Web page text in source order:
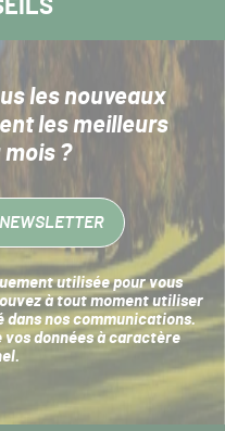
les nouveaux
les meilleurs
?
utilisée pour vous
à tout moment utiliser
dans nos communications.
vos données à caractère
.